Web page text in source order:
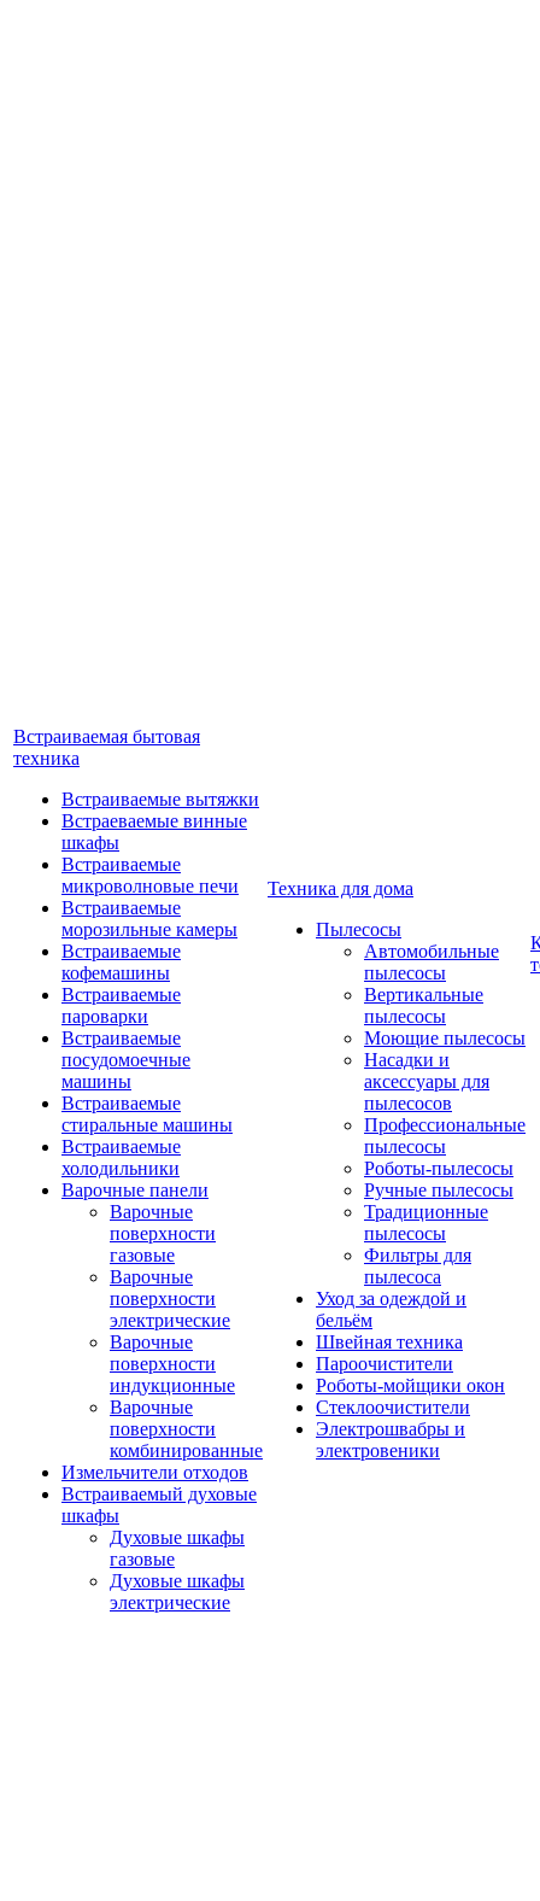
Встраиваемая бытовая
техника
Встраиваемые вытяжки
Встраеваемые винные
шкафы
Встраиваемые
микроволновые печи
Встраиваемые
морозильные камеры
Встраиваемые
кофемашины
Встраиваемые
пароварки
Встраиваемые
посудомоечные
машины
Встраиваемые
стиральные машины
Встраиваемые
холодильники
Варочные панели
Варочные
поверхности
газовые
Варочные
поверхности
электрические
Варочные
поверхности
индукционные
Варочные
поверхности
комбинированные
Измельчители отходов
Встраиваемый духовые
шкафы
Духовые шкафы
газовые
Духовые шкафы
электрические
Техника для дома
Пылесосы
Автомобильные
пылесосы
Вертикальные
пылесосы
Моющие пылесосы
Насадки и
аксессуары для
пылесосов
Профессиональные
пылесосы
Роботы-пылесосы
Ручные пылесосы
Традиционные
пылесосы
Фильтры для
пылесоса
Уход за одеждой и
бельём
Швейная техника
Пароочистители
Роботы-мойщики окон
Стеклоочистители
Электрошвабры и
электровеники